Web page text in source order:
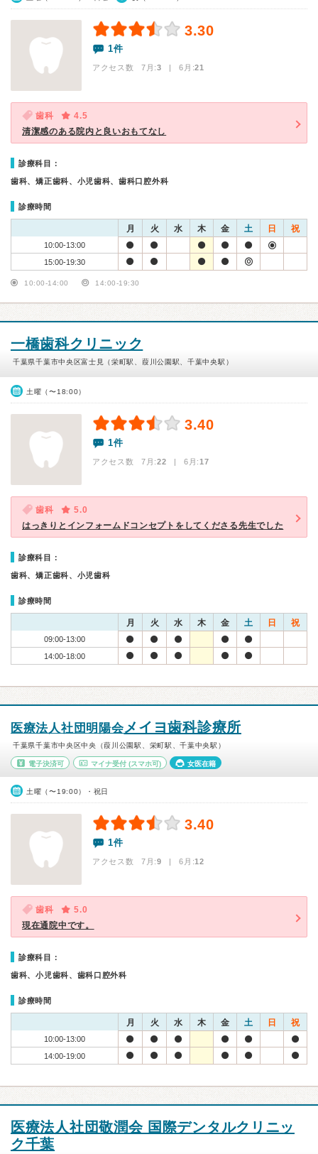
3.30
1件
アクセス数 7月:3 | 6月:21
歯科
4.5
清潔感のある院内と良いおもてなし
診療科目：
歯科、矯正歯科、小児歯科、歯科口腔外科
診療時間
月 火 水 木 金 土 日 祝
10:00-13:00
15:00-19:30
10:00-14:00 14:00-19:30
一橋歯科クリニック
千葉県千葉市中央区富士見（栄町駅、葭川公園駅、千葉中央駅）
土曜（〜18:00）
3.40
1件
アクセス数 7月:22 | 6月:17
歯科
5.0
はっきりとインフォームドコンセプトをしてくださる先生でした
診療科目：
歯科、矯正歯科、小児歯科
診療時間
月 火 水 木 金 土 日 祝
09:00-13:00
14:00-18:00
医療法人社団明陽会メイヨ歯科診療所
千葉県千葉市中央区中央（葭川公園駅、栄町駅、千葉中央駅）
電子決済可 マイナ受付(スマホ可) 女医在籍
土曜（〜19:00）・祝日
3.40
1件
アクセス数 7月:9 | 6月:12
歯科
5.0
現在通院中です。
診療科目：
歯科、小児歯科、歯科口腔外科
診療時間
月 火 水 木 金 土 日 祝
10:00-13:00
14:00-19:00
医療法人社団敬潤会 国際デンタルクリニッ
ク千葉